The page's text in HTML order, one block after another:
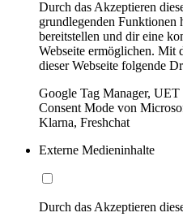
Durch das Akzeptieren
grundlegenden Funktionen
bereitstellen und dir eine
Webseite ermöglichen. Mit
dieser Webseite folgende
Google Tag Manager,
Consent Mode von
Klarna, Freshchat
Externe Medieninhalte
Durch das Akzeptieren